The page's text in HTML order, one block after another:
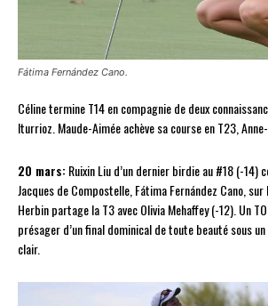
Fátima Fernández Cano.
Céline termine T14 en compagnie de deux
Iturrioz. Maude-Aimée achève sa course en T23,
20 mars:Ruixin Liu d’un dernier birdie au #18 (-14)
Jacques de Compostelle, Fátima Fernández Cano,
Herbin partage la T3 avec Olivia Mehaffey (-12). Un
présager d’un final dominical de toute beauté sous
clair.